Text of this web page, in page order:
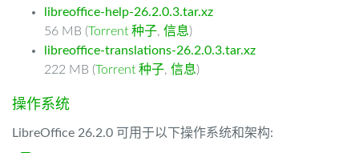
libreoffice-help-26.2.0.3.tar.xz
56 MB (Torrent 种子, 信息)
libreoffice-translations-26.2.0.3.tar.xz
222 MB (Torrent 种子, 信息)
操作系统
LibreOffice 26.2.0 可用于以下操作系统和架构: